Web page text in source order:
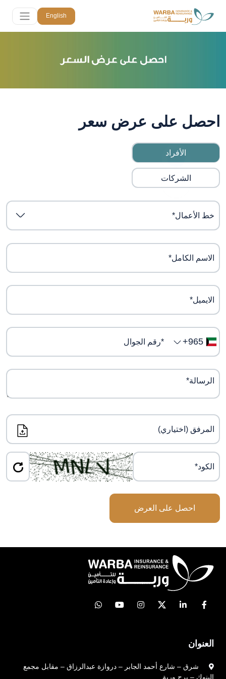
English
احصل على عرض سعر
الأفراد
الشركات
+965
المرفق (اختياري)
احصل على العرض
العنوان
شرق – شارع أحمد الجابر – دروازة عبدالرزاق – مقابل مجمع
البنوك – برج وربة